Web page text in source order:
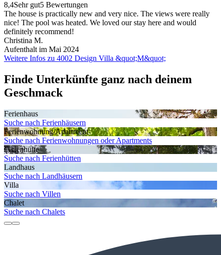
8,4Sehr gut5 Bewertungen
The house is practically new and very nice. The views were really
nice! The pool was heated. We loved our stay here and would
definitely recommend!
Christina M.
Aufenthalt im Mai 2024
Weitere Infos zu 4002 Design Villa &quot;M&quot;
Finde Unterkünfte ganz nach deinem
Geschmack
Ferienhaus
Suche nach Ferienhäusern
Ferienwohnung/Apartment
Suche nach Ferienwohnungen oder Apartments
Ferienhütte
Suche nach Ferienhütten
Landhaus
Suche nach Landhäusern
Villa
Suche nach Villen
Chalet
Suche nach Chalets